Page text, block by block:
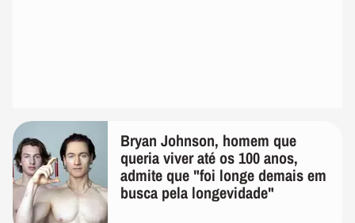
Bryan Johnson, homem que
queria viver até os 100 anos,
admite que "foi longe demais em
busca pela longevidade"